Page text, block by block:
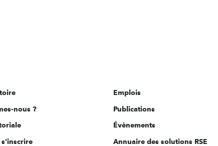
nous ?
s'inscrire
Emplois
Publications
Évènements
Annuaire des solutions RSE